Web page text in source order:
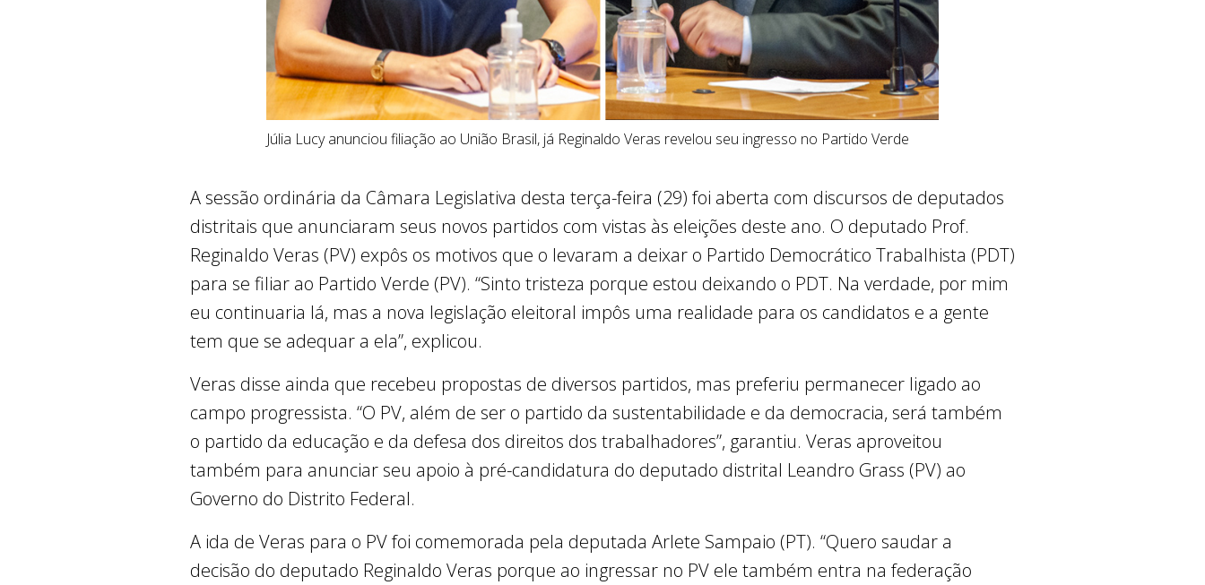
Júlia Lucy anunciou filiação ao União Brasil, já Reginaldo Veras revelou seu ingresso no Partido Verde
A sessão ordinária da Câmara Legislativa desta terça-feira (29) foi aberta com discursos de deputados
distritais que anunciaram seus novos partidos com vistas às eleições deste ano. O deputado Prof.
Reginaldo Veras (PV) expôs os motivos que o levaram a deixar o Partido Democrático Trabalhista (PDT)
para se filiar ao Partido Verde (PV). “Sinto tristeza porque estou deixando o PDT. Na verdade, por mim
eu continuaria lá, mas a nova legislação eleitoral impôs uma realidade para os candidatos e a gente
tem que se adequar a ela”, explicou.
Veras disse ainda que recebeu propostas de diversos partidos, mas preferiu permanecer ligado ao
campo progressista. “O PV, além de ser o partido da sustentabilidade e da democracia, será também
o partido da educação e da defesa dos direitos dos trabalhadores”, garantiu. Veras aproveitou
também para anunciar seu apoio à pré-candidatura do deputado distrital Leandro Grass (PV) ao
Governo do Distrito Federal.
A ida de Veras para o PV foi comemorada pela deputada Arlete Sampaio (PT). “Quero saudar a
decisão do deputado Reginaldo Veras porque ao ingressar no PV ele também entra na federação